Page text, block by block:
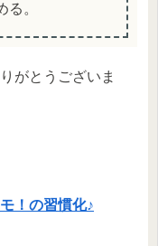
。
がとうございま
！の習慣化♪